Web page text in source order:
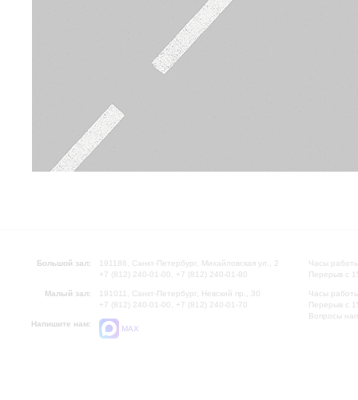
Большой зал:
191186, Санкт-Петербург, Михайловская ул., 2
+7 (812) 240-01-00, +7 (812) 240-01-80
Малый зал:
191011, Санкт-Петербург, Невский пр., 30
+7 (812) 240-01-00, +7 (812) 240-01-70
Напишите нам:
MAX
Часы
Перерыв с
Часы
Перерыв с
Вопросы